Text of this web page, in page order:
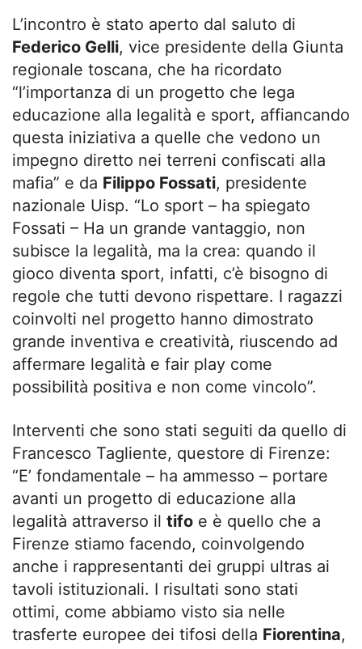
L’incontro è stato aperto dal saluto di
Federico Gelli, vice presidente della Giunta
regionale toscana, che ha ricordato
“l’importanza di un progetto che lega
educazione alla legalità e sport, affiancando
questa iniziativa a quelle che vedono un
impegno diretto nei terreni confiscati alla
mafia” e da Filippo Fossati, presidente
nazionale Uisp. “Lo sport – ha spiegato
Fossati – Ha un grande vantaggio, non
subisce la legalità, ma la crea: quando il
gioco diventa sport, infatti, c’è bisogno di
regole che tutti devono rispettare. I ragazzi
coinvolti nel progetto hanno dimostrato
grande inventiva e creatività, riuscendo ad
affermare legalità e fair play come
possibilità positiva e non come vincolo”.
Interventi che sono stati seguiti da quello di
Francesco Tagliente, questore di Firenze:
“E’ fondamentale – ha ammesso – portare
avanti un progetto di educazione alla
legalità attraverso il tifo e è quello che a
Firenze stiamo facendo, coinvolgendo
anche i rappresentanti dei gruppi ultras ai
tavoli istituzionali. I risultati sono stati
ottimi, come abbiamo visto sia nelle
trasferte europee dei tifosi della Fiorentina,